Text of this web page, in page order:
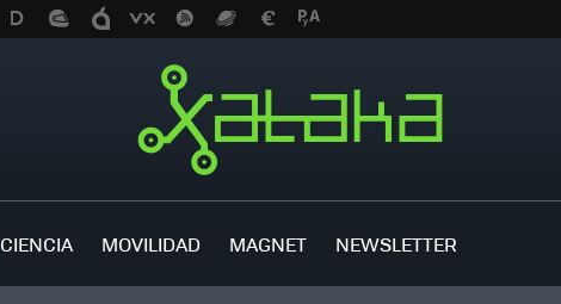
CIENCIA MOVILIDAD MAGNET NEWSLETTER